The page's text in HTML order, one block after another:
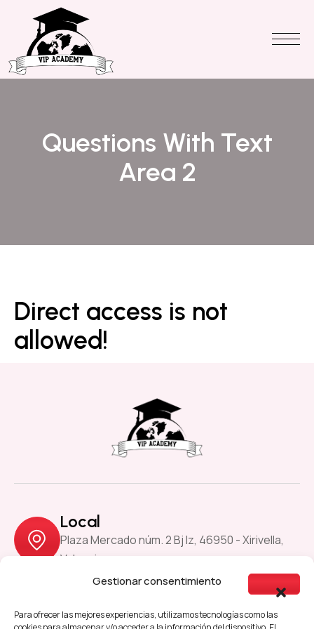
Gestionar consentimiento
Para ofrecer las mejores experiencias, utilizamos tecnologías como las
Questions With Text
Area 2
Direct access is not
allowed!
Local
Plaza Mercado núm. 2 Bj Iz, 46950 - Xirivella,
Valencia